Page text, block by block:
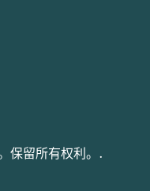
保留所有权利。.